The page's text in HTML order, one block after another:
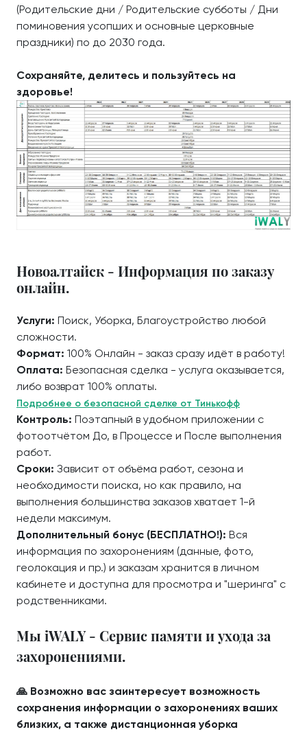
(Родительские дни / Родительские субботы / Дни
поминовения усопших и основные церковные
праздники) по до 2030 года.
Сохраняйте, делитесь и пользуйтесь на
здоровье!
Новоалтайск - Информация по заказу
онлайн.
Услуги: Поиск, Уборка, Благоустройство любой
сложности.
Формат: 100% Онлайн - заказ сразу идёт в работу!
Оплата: Безопасная сделка - услуга оказывается,
либо возврат 100% оплаты.
Подробнее о безопасной сделке от Тинькофф
Контроль: Поэтапный в удобном приложении с
фотоотчётом До, в Процессе и После выполнения
работ.
Сроки: Зависит от объёма работ, сезона и
необходимости поиска, но как правило, на
выполнения большинства заказов хватает 1-й
недели максимум.
Дополнительный бонус (БЕСПЛАТНО!): Вся
информация по захоронениям (данные, фото,
геолокация и пр.) и заказам хранится в личном
кабинете и доступна для просмотра и "шеринга" с
родственниками.
Мы iWALY - Сервис памяти и ухода за
захоронениями.
🙏 Возможно вас заинтересует возможность
сохранения информации о захоронениях ваших
близких, а также дистанционная уборка